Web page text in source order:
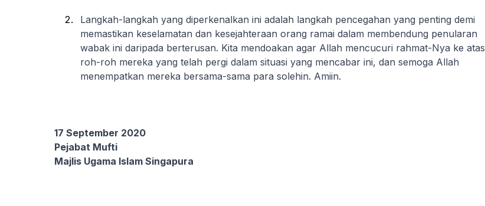
Langkah-langkah yang diperkenalkan ini adalah langkah pencegahan yang penting demi
memastikan keselamatan dan kesejahteraan orang ramai dalam membendung penularan
wabak ini daripada berterusan. Kita mendoakan agar Allah mencucuri rahmat-Nya ke atas
roh-roh mereka yang telah pergi dalam situasi yang mencabar ini, dan semoga Allah
menempatkan mereka bersama-sama para solehin. Amiin.
17 September 2020
Pejabat Mufti
Majlis Ugama Islam Singapura